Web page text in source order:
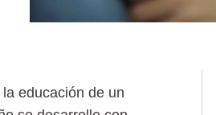
educación de un